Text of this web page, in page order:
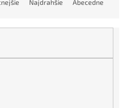
Najdrahšie Abecedne